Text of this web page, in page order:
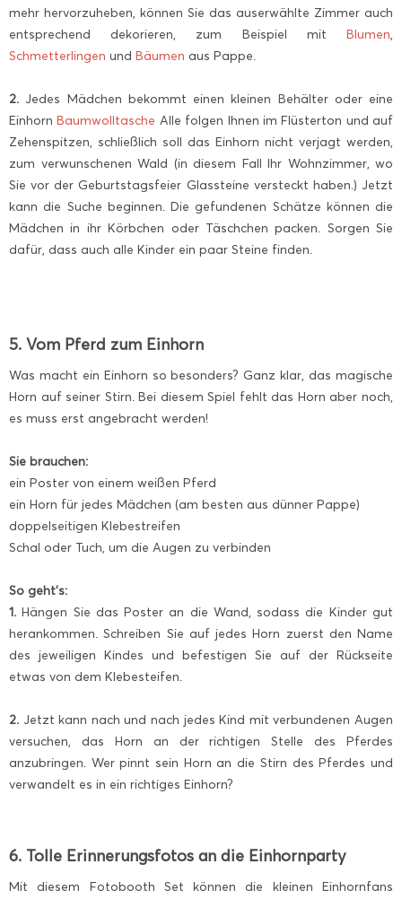
mehr hervorzuheben, können Sie das auserwählte Zimmer auch
entsprechend dekorieren, zum Beispiel mit Blumen,
Schmetterlingen und Bäumen aus Pappe.
2. Jedes Mädchen bekommt einen kleinen Behälter oder eine
EinhornBaumwolltasche Alle folgen Ihnen im Flüsterton und auf
Zehenspitzen, schließlich soll das Einhorn nicht verjagt werden,
zum verwunschenen Wald (in diesem Fall Ihr Wohnzimmer, wo
Sie vor der Geburtstagsfeier Glassteine versteckt haben.) Jetzt
kann die Suche beginnen. Die gefundenen Schätze können die
Mädchen in ihr Körbchen oder Täschchen packen. Sorgen Sie
dafür, dass auch alle Kinder ein paar Steine finden.
5. Vom Pferd zum Einhorn
Was macht ein Einhorn so besonders? Ganz klar, das magische
Horn auf seiner Stirn. Bei diesem Spiel fehlt das Horn aber noch,
es muss erst angebracht werden!
Sie brauchen:
ein Poster von einem weißen Pferd
ein Horn für jedes Mädchen (am besten aus dünner Pappe)
doppelseitigen Klebestreifen
Schal oder Tuch, um die Augen zu verbinden
So geht’s:
1. Hängen Sie das Poster an die Wand, sodass die Kinder gut
herankommen. Schreiben Sie auf jedes Horn zuerst den Name
des jeweiligen Kindes und befestigen Sie auf der Rückseite
etwas von dem Klebesteifen.
2. Jetzt kann nach und nach jedes Kind mit verbundenen Augen
versuchen, das Horn an der richtigen Stelle des Pferdes
anzubringen. Wer pinnt sein Horn an die Stirn des Pferdes und
verwandelt es in ein richtiges Einhorn?
6. Tolle Erinnerungsfotos an die Einhornparty
Mit diesem Fotobooth Set können die kleinen Einhornfans